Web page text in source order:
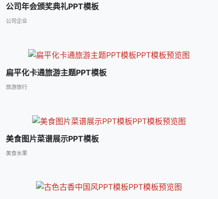
公司年会颁奖典礼PPT模板
公司企业
扁平化卡通旅游主题PPT模板
旅游旅行
美食图片菜谱展示PPT模板
美食水果